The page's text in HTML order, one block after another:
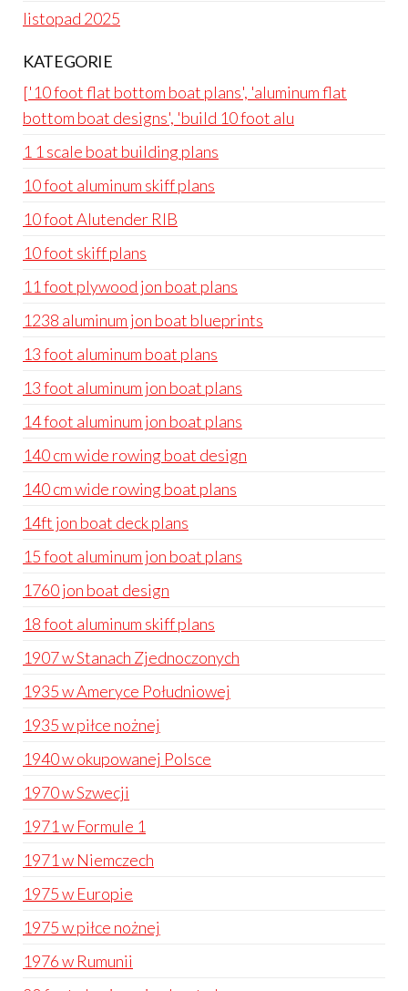
listopad 2025
KATEGORIE
['10 foot flat bottom boat plans', 'aluminum flat
bottom boat designs', 'build 10 foot alu
1 1 scale boat building plans
10 foot aluminum skiff plans
10 foot Alutender RIB
10 foot skiff plans
11 foot plywood jon boat plans
1238 aluminum jon boat blueprints
13 foot aluminum boat plans
13 foot aluminum jon boat plans
14 foot aluminum jon boat plans
140 cm wide rowing boat design
140 cm wide rowing boat plans
14ft jon boat deck plans
15 foot aluminum jon boat plans
1760 jon boat design
18 foot aluminum skiff plans
1907 w Stanach Zjednoczonych
1935 w Ameryce Południowej
1935 w piłce nożnej
1940 w okupowanej Polsce
1970 w Szwecji
1971 w Formule 1
1971 w Niemczech
1975 w Europie
1975 w piłce nożnej
1976 w Rumunii